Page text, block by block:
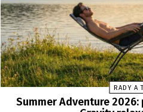
RADY A
Summer Adventure